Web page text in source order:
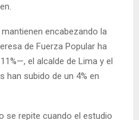
encabezando la
de Fuerza Popular ha
el alcalde de Lima y el
han subido de un 4% en
se repite cuando el estudio